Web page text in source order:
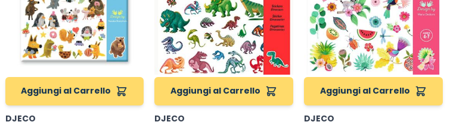
Aggiungi al Carrello
DJECO
Aggiungi al Carrello
DJECO
Aggiungi al Carrello
DJECO